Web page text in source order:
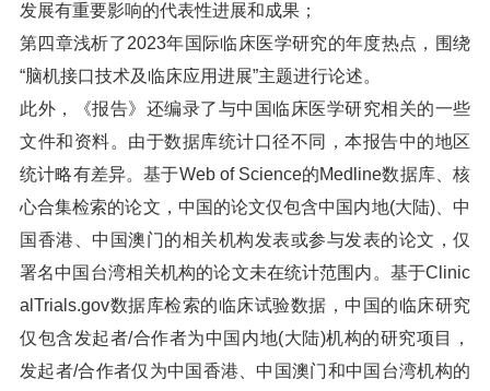
发展有重要影响的代表性进展和成果；
第四章浅析了2023年国际临床医学研究的年度热点，围绕
“脑机接口技术及临床应用进展”主题进行论述。
此外，《报告》还编录了与中国临床医学研究相关的一些
文件和资料。由于数据库统计口径不同，本报告中的地区
统计略有差异。基于Web of Science的Medline数据库、核
心合集检索的论文，中国的论文仅包含中国内地(大陆)、中
国香港、中国澳门的相关机构发表或参与发表的论文，仅
署名中国台湾相关机构的论文未在统计范围内。基于Clinic
alTrials.gov数据库检索的临床试验数据，中国的临床研究
仅包含发起者/合作者为中国内地(大陆)机构的研究项目，
发起者/合作者仅为中国香港、中国澳门和中国台湾机构的